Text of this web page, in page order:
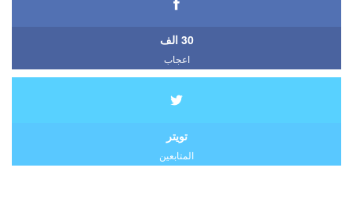
30 الف
اعجاب
تويتر
المتابعين